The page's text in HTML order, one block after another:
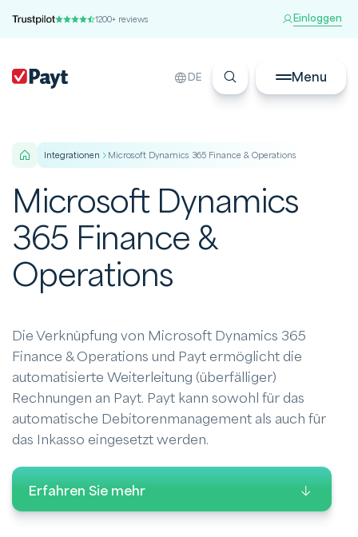
1200+ reviews Einloggen
DE Menu
integrationen Microsoft Dynamics 365 Finance & Operations
Microsoft Dynamics
365 Finance &
Operations
Die Verknüpfung von Microsoft Dynamics 365
Finance & Operations und Payt ermöglicht die
automatisierte Weiterleitung (überfälliger)
Rechnungen an Payt. Payt kann sowohl für das
automatische Debitorenmanagement als auch für
das Inkasso eingesetzt werden.
Erfahren Sie mehr